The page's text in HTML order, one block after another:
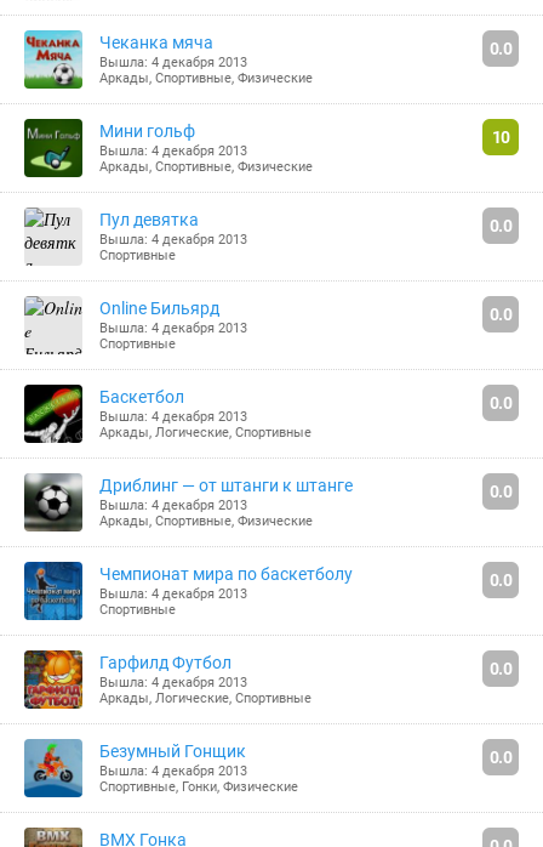
Чеканка мяча
Вышла: 4 декабря 2013
Аркады, Спортивные, Физические
0.0
Мини гольф
Вышла: 4 декабря 2013
Аркады, Спортивные, Физические
10
Пул девятка
Вышла: 4 декабря 2013
Спортивные
0.0
Online Бильярд
Вышла: 4 декабря 2013
Спортивные
0.0
Баскетбол
Вышла: 4 декабря 2013
Аркады, Логические, Спортивные
0.0
Дриблинг — от штанги к штанге
Вышла: 4 декабря 2013
Аркады, Спортивные, Физические
0.0
Чемпионат мира по баскетболу
Вышла: 4 декабря 2013
Спортивные
0.0
Гарфилд Футбол
Вышла: 4 декабря 2013
Аркады, Логические, Спортивные
0.0
Безумный Гонщик
Вышла: 4 декабря 2013
Спортивные, Гонки, Физические
0.0
BMX Гонка